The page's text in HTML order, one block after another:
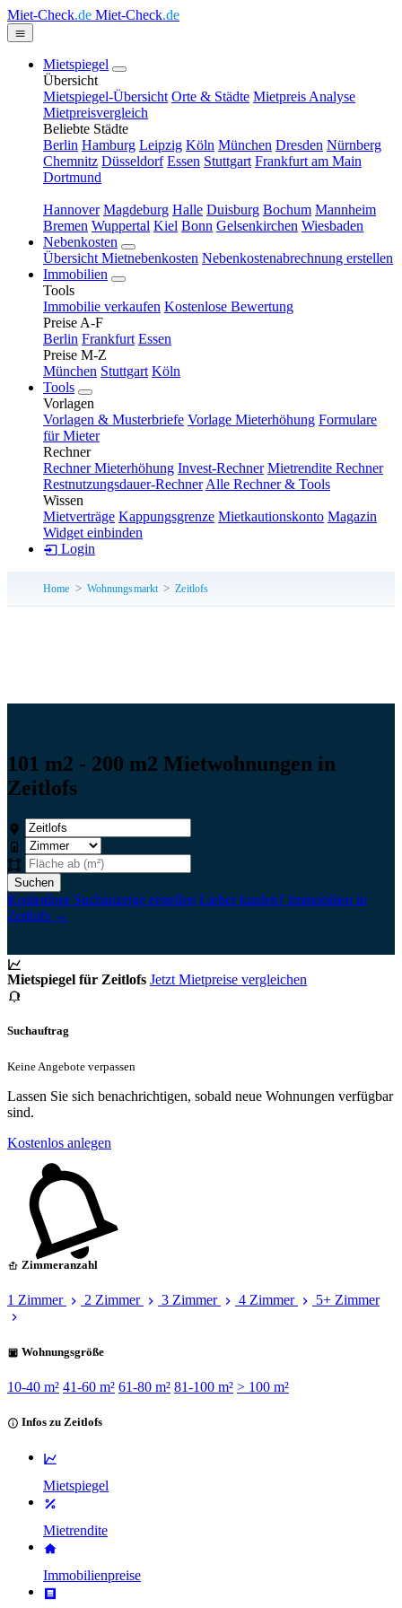
Miet-Check.de Miet-Check.de
Mietspiegel
Übersicht
Mietspiegel-Übersicht Orte & Städte Mietpreis Analyse
Mietpreisvergleich
Beliebte Städte
Berlin Hamburg Leipzig Köln München Dresden Nürnberg
Chemnitz Düsseldorf Essen Stuttgart Frankfurt am Main
Dortmund
Hannover Magdeburg Halle Duisburg Bochum Mannheim
Bremen Wuppertal Kiel Bonn Gelsenkirchen Wiesbaden
Nebenkosten
Übersicht Mietnebenkosten Nebenkostenabrechnung erstellen
Immobilien
Tools
Immobilie verkaufen Kostenlose Bewertung
Preise A-F
Berlin Frankfurt Essen
Preise M-Z
München Stuttgart Köln
Tools
Vorlagen
Vorlagen & Musterbriefe Vorlage Mieterhöhung Formulare
für Mieter
Rechner
Rechner Mieterhöhung Invest-Rechner Mietrendite Rechner
Restnutzungsdauer-Rechner Alle Rechner & Tools
Wissen
Mietverträge Kappungsgrenze Mietkautionskonto Magazin
Widget einbinden
Login
Home Wohnungsmarkt Zeitlofs
101 m2 - 200 m2 Mietwohnungen in
Zeitlofs
Suchen
Kostenlose Suchanzeige erstellen Lieber kaufen? Immobilien in
Zeitlofs →
Mietspiegel für Zeitlofs Jetzt Mietpreise vergleichen
Suchauftrag
Keine Angebote verpassen
Lassen Sie sich benachrichtigen, sobald neue Wohnungen verfügbar
sind.
Kostenlos anlegen
Zimmeranzahl
1 Zimmer 2 Zimmer 3 Zimmer 4 Zimmer 5+ Zimmer
Wohnungsgröße
10-40 m² 41-60 m² 61-80 m² 81-100 m² > 100 m²
Infos zu Zeitlofs
Mietspiegel
Mietrendite
Immobilienpreise